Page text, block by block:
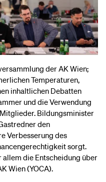
der AK Wien;
Temperaturen,
inhaltlichen Debatten
und die Verwendung
Bildungsminister
den
Verbesserung des
sorgt.
allem die Entscheidung über
Wien (YOCA).